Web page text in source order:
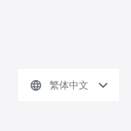
繁体中文